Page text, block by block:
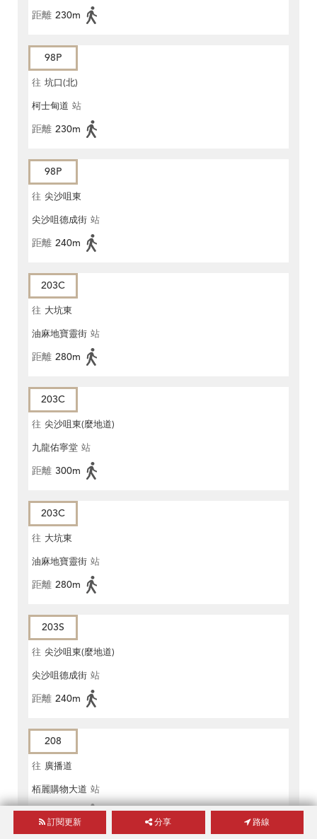
距離 230m
98P
往 坑口(北)
柯士甸道 站
距離 230m
98P
往 尖沙咀東
尖沙咀德成街 站
距離 240m
203C
往 大坑東
油麻地寶靈街 站
距離 280m
203C
往 尖沙咀東(麼地道)
九龍佑寧堂 站
距離 300m
203C
往 大坑東
油麻地寶靈街 站
距離 280m
203S
往 尖沙咀東(麼地道)
尖沙咀德成街 站
距離 240m
208
往 廣播道
栢麗購物大道 站
距離 260m
訂閱更新 分享 路線